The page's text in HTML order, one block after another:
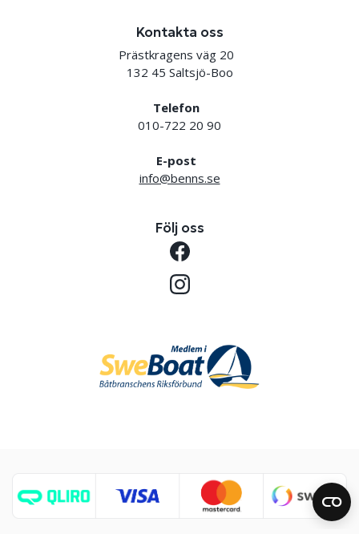
Kontakta oss
Prästkragens väg 20
132 45 Saltsjö-Boo
Telefon
010-722 20 90
E-post
info@benns.se
Följ oss